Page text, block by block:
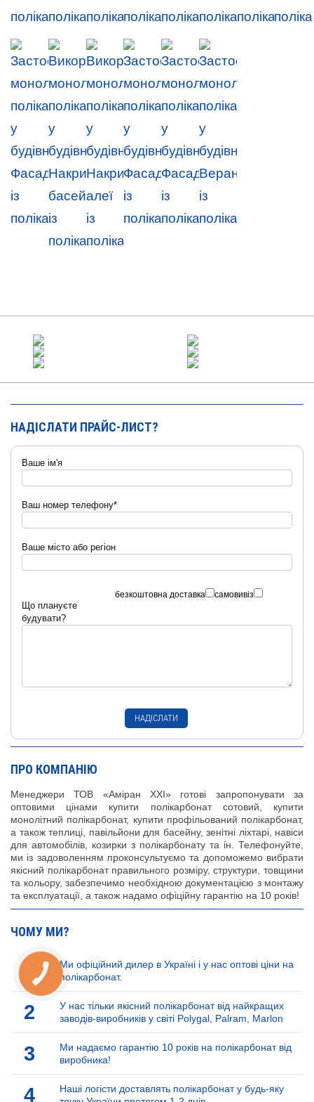
НАДІСЛАТИ ПРАЙС-ЛИСТ?
Ваше ім'я
Ваш номер телефону*
Ваше місто або регіон
безкоштовна доставка самовивіз
Що плануєте
будувати?
ПРО КОМПАНІЮ
Менеджери ТОВ «Аміран XXI» готові запропонувати за
оптовими цінами купити полікарбонат сотовий, купити
монолітний полікарбонат, купити профільований полікарбонат,
а також теплиці, павільйони для басейну, зенітні ліхтарі, навіси
для автомобілів, козирки з полікарбонату та ін. Телефонуйте,
ми із задоволенням проконсультуємо та допоможемо вибрати
якісний полікарбонат правильного розміру, структури, товщини
та кольору, забезпечимо необхідною документацією з монтажу
та експлуатації, а також надамо офіційну гарантію на 10 років!
ЧОМУ МИ?
Ми офіційний дилер в Україні і у нас оптові ціни на
полікарбонат.
2
У нас тільки якісний полікарбонат від найкращих
заводів-виробників у світі Polygal, Palram, Marlon
3
Ми надаємо гарантію 10 років на полікарбонат від
виробника!
4
Наші логісти доставлять полікарбонат у будь-яку